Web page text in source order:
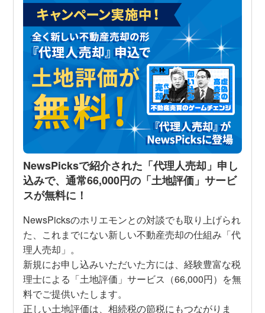
NewsPicksで紹介された「代理人売却」申し
込みで、通常66,000円の「土地評価」サービ
スが無料に！
NewsPicksのホリエモンとの対談でも取り上げられ
た、これまでにない新しい不動産売却の仕組み「代
理人売却」。
新規にお申し込みいただいた方には、経験豊富な税
理士による「土地評価」サービス（66,000円）を無
料でご提供いたします。
正しい土地評価は、相続税の節税にもつながりま